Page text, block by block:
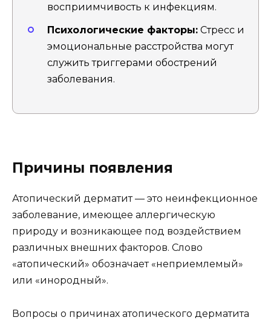
восприимчивость к инфекциям.
Психологические факторы: Стресс и
эмоциональные расстройства могут
служить триггерами обострений
заболевания.
Причины появления
Атопический дерматит — это неинфекционное
заболевание, имеющее аллергическую
природу и возникающее под воздействием
различных внешних факторов. Слово
«атопический» обозначает «неприемлемый»
или «инородный».
Вопросы о причинах атопического дерматита